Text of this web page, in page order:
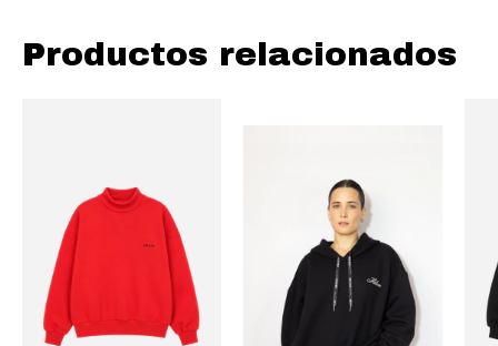
Productos relacionados